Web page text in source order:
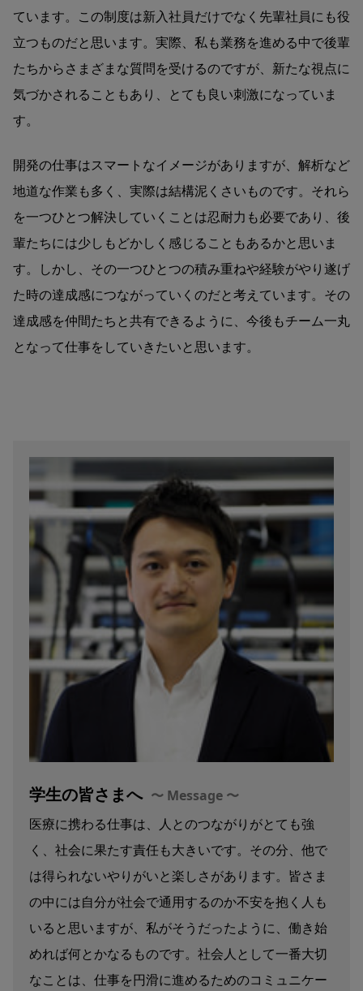
ています。この制度は新入社員だけでなく先輩社員にも役
立つものだと思います。実際、私も業務を進める中で後輩
たちからさまざまな質問を受けるのですが、新たな視点に
気づかされることもあり、とても良い刺激になっていま
す。
開発の仕事はスマートなイメージがありますが、解析など
地道な作業も多く、実際は結構泥くさいものです。それら
を一つひとつ解決していくことは忍耐力も必要であり、後
輩たちには少しもどかしく感じることもあるかと思いま
す。しかし、その一つひとつの積み重ねや経験がやり遂げ
た時の達成感につながっていくのだと考えています。その
達成感を仲間たちと共有できるように、今後もチーム一丸
となって仕事をしていきたいと思います。
学生の皆さまへ
医療に携わる仕事は、人とのつながりがとても強
く、社会に果たす責任も大きいです。その分、他で
は得られないやりがいと楽しさがあります。皆さま
の中には自分が社会で通用するのか不安を抱く人も
いると思いますが、私がそうだったように、働き始
めれば何とかなるものです。社会人として一番大切
なことは、仕事を円滑に進めるためのコミュニケー